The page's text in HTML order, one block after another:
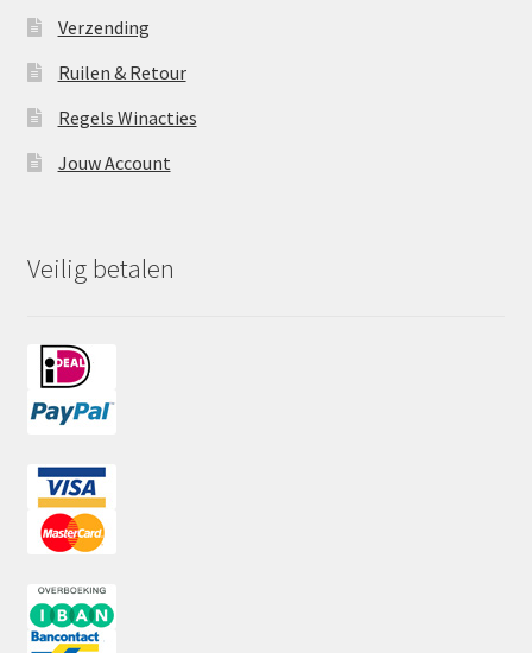
Verzending
Ruilen & Retour
Regels Winacties
Jouw Account
Veilig betalen